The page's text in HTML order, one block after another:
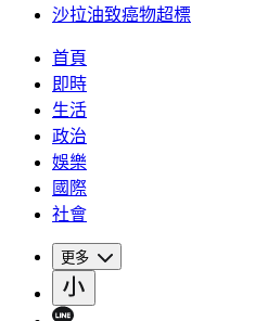
沙拉油致癌物超標
首頁
即時
生活
政治
娛樂
國際
社會
更多